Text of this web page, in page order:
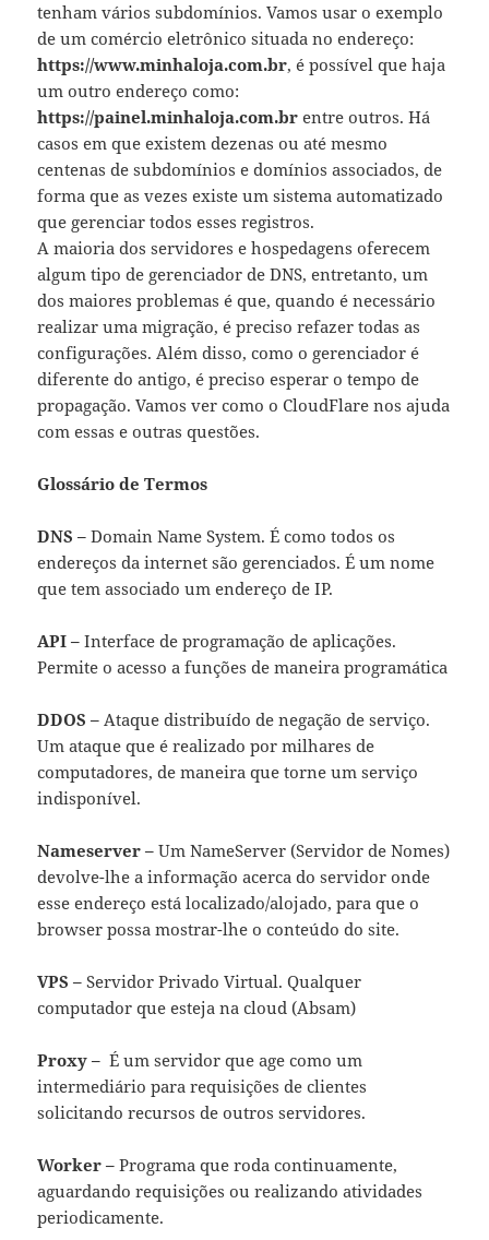
tenham vários subdomínios. Vamos usar o exemplo
de um comércio eletrônico situada no endereço:
https://www.minhaloja.com.br, é possível que haja
um outro endereço como:
https://painel.minhaloja.com.br entre outros. Há
casos em que existem dezenas ou até mesmo
centenas de subdomínios e domínios associados, de
forma que as vezes existe um sistema automatizado
que gerenciar todos esses registros.
A maioria dos servidores e hospedagens oferecem
algum tipo de gerenciador de DNS, entretanto, um
dos maiores problemas é que, quando é necessário
realizar uma migração, é preciso refazer todas as
configurações. Além disso, como o gerenciador é
diferente do antigo, é preciso esperar o tempo de
propagação. Vamos ver como o CloudFlare nos ajuda
com essas e outras questões.
Glossário de Termos
DNS –Domain Name System. É como todos os
endereços da internet são gerenciados. É um nome
que tem associado um endereço de IP.
API –Interface de programação de aplicações.
Permite o acesso a funções de maneira programática
DDOS – Ataque distribuído de negação de serviço.
Um ataque que é realizado por milhares de
computadores, de maneira que torne um serviço
indisponível.
Nameserver –Um NameServer (Servidor de Nomes)
devolve-lhe a informação acerca do servidor onde
esse endereço está localizado/alojado, para que o
browser possa mostrar-lhe o conteúdo do site.
VPS –Servidor Privado Virtual. Qualquer
computador que esteja na cloud (Absam)
Proxy –É um servidor que age como um
intermediário para requisições de clientes
solicitando recursos de outros servidores.
Worker –Programa que roda continuamente,
aguardando requisições ou realizando atividades
periodicamente.